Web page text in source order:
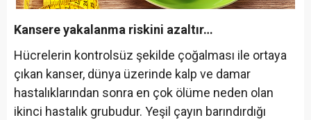
Kansere yakalanma riskini azaltır…
Hücrelerin kontrolsüz şekilde çoğalması ile ortaya
çıkan kanser, dünya üzerinde kalp ve damar
hastalıklarından sonra en çok ölüme neden olan
ikinci hastalık grubudur. Yeşil çayın barındırdığı